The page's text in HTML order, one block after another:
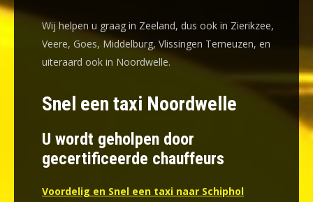
Wij helpen u graag in Zeeland, dus ook in Zierikzee,
Veere, Goes, Middelburg, Vlissingen Terneuzen, en
uiteraard ook in Noordwelle.
Snel een taxi Noordwelle
U wordt geholpen door
gecertificeerde chauffeurs
Voordelig en Snel een taxi naar Schiphol